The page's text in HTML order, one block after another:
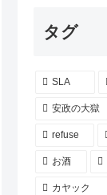
タグ
SLA
安政の大獄
refuse
お酒
カヤック